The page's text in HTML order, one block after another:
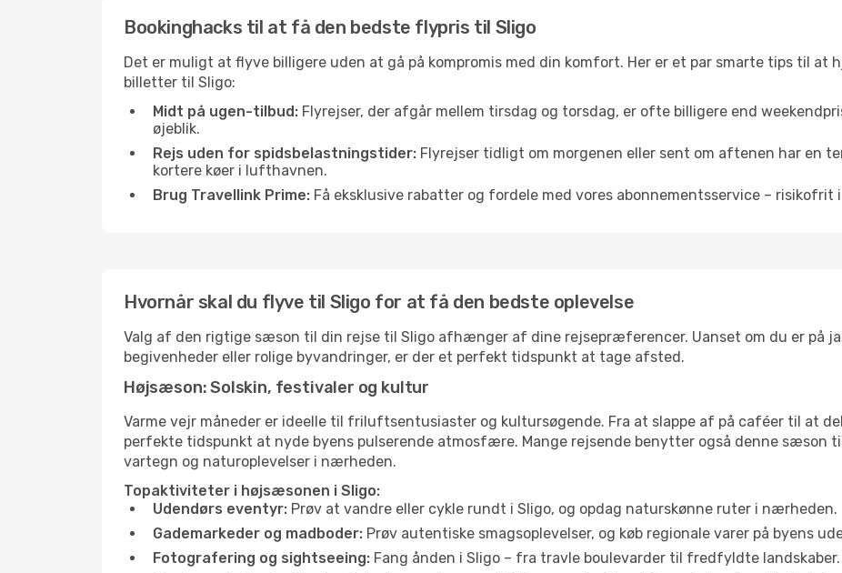
Bookinghacks til at få den bedste flypris til Sligo
Det er muligt at flyve billigere uden at gå på kompromis med din komfort. Her er et par smarte tips til at
billetter til Sligo:
Midt på ugen-tilbud: Flyrejser, der afgår mellem tirsdag og torsdag, er ofte billigere end
øjeblik.
Rejs uden for spidsbelastningstider: Flyrejser tidligt om morgenen eller sent om aftenen har en
kortere køer i lufthavnen.
Brug Travellink Prime: Få eksklusive rabatter og fordele med vores abonnementsservice – risikofrit
Hvornår skal du flyve til Sligo for at få den bedste oplevelse
Valg af den rigtige sæson til din rejse til Sligo afhænger af dine rejsepræferencer. Uanset om du er på
begivenheder eller rolige byvandringer, er der et perfekt tidspunkt at tage afsted.
Højsæson: Solskin, festivaler og kultur
Varme vejr måneder er ideelle til friluftsentusiaster og kultursøgende. Fra at slappe af på caféer til at
perfekte tidspunkt at nyde byens pulserende atmosfære. Mange rejsende benytter også denne sæson
vartegn og naturoplevelser i nærheden.
Topaktiviteter i højsæsonen i Sligo:
Udendørs eventyr: Prøv at vandre eller cykle rundt i Sligo, og opdag naturskønne ruter i nærheden.
Gademarkeder og madboder: Prøv autentiske smagsoplevelser, og køb regionale varer på byens
Fotografering og sightseeing: Fang ånden i Sligo – fra travle boulevarder til fredfyldte landskaber.